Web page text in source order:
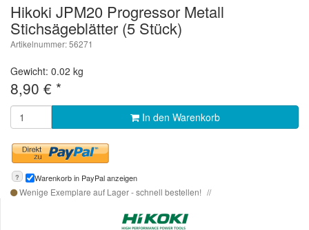
Hikoki JPM20 Progressor Metall
Stichsägeblätter (5 Stück)
Artikelnummer: 56271
Gewicht: 0.02 kg
8,90 € *
In den Warenkorb
? Warenkorb in PayPal anzeigen
Wenige Exemplare auf Lager - schnell bestellen!